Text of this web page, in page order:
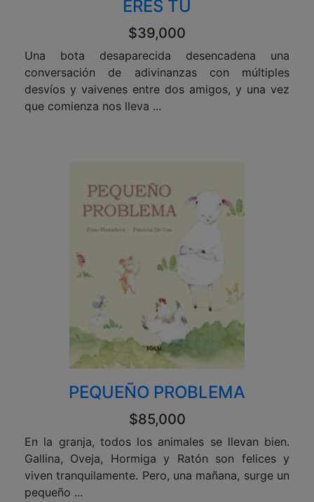
ERES TU
$39,000
Una bota desaparecida desencadena una
conversación de adivinanzas con múltiples
desvíos y vaivenes entre dos amigos, y una vez
que comienza nos lleva ...
PEQUEÑO PROBLEMA
$85,000
En la granja, todos los animales se llevan bien.
Gallina, Oveja, Hormiga y Ratón son felices y
viven tranquilamente. Pero, una mañana, surge un
pequeño ...